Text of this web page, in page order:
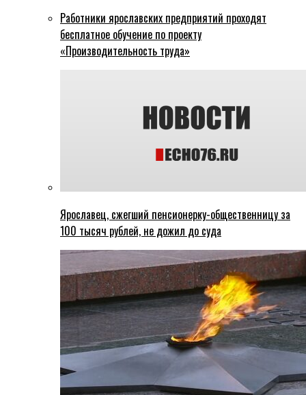
Работники ярославских предприятий проходят
бесплатное обучение по проекту
«Производительность труда»
Ярославец, сжегший пенсионерку-общественницу за
100 тысяч рублей, не дожил до суда